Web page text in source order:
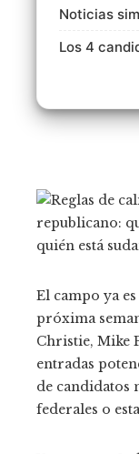
Noticias
Los 4
El campo ya
próxima
Christie, Mike
entradas
de candidatos
federales o